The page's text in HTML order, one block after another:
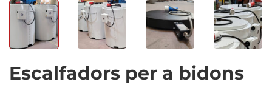
Escalfadors per a bidons